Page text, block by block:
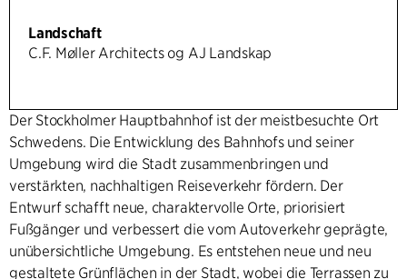
Landschaft
C.F. Møller Architects og AJ Landskap
Der Stockholmer Hauptbahnhof ist der meistbesuchte Ort
Schwedens. Die Entwicklung des Bahnhofs und seiner
Umgebung wird die Stadt zusammenbringen und
verstärkten, nachhaltigen Reiseverkehr fördern. Der
Entwurf schafft neue, charaktervolle Orte, priorisiert
Fußgänger und verbessert die vom Autoverkehr geprägte,
unübersichtliche Umgebung. Es entstehen neue und neu
gestaltete Grünflächen in der Stadt, wobei die Terrassen zu